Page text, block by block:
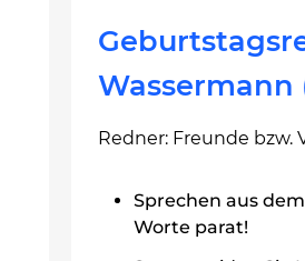
Wassermann
Redner: Freunde bzw.
Sprechen aus
Worte parat!